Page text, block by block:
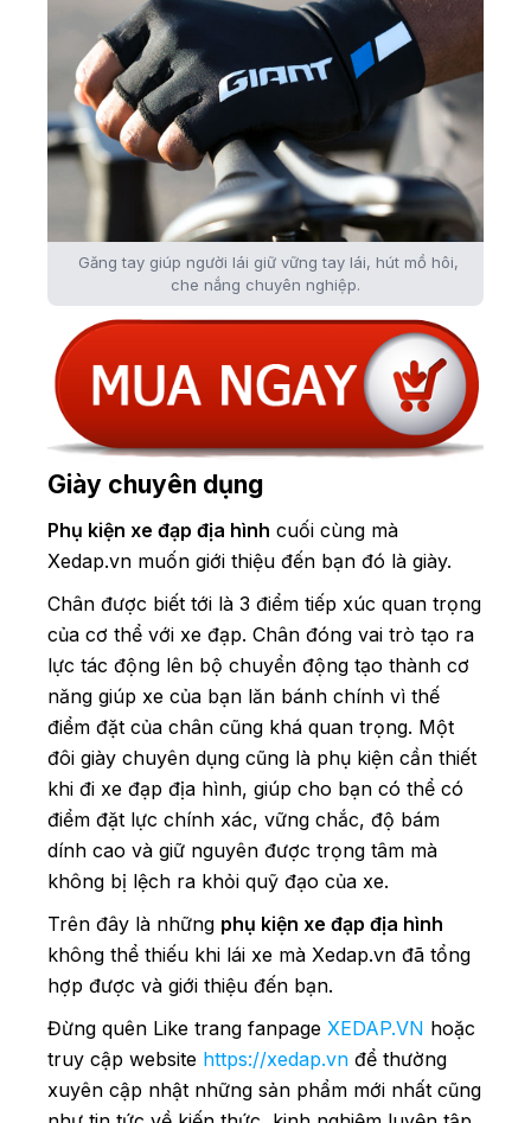
Găng tay giúp người lái giữ vững tay lái, hút mồ hôi,
che nắng chuyên nghiệp.
Giày chuyên dụng
Phụ kiện xe đạp địa hình cuối cùng mà
Xedap.vn muốn giới thiệu đến bạn đó là giày.
Chân được biết tới là 3 điểm tiếp xúc quan trọng
của cơ thể với xe đạp. Chân đóng vai trò tạo ra
lực tác động lên bộ chuyển động tạo thành cơ
năng giúp xe của bạn lăn bánh chính vì thế
điểm đặt của chân cũng khá quan trọng. Một
đôi giày chuyên dụng cũng là phụ kiện cần thiết
khi đi xe đạp địa hình, giúp cho bạn có thể có
điểm đặt lực chính xác, vững chắc, độ bám
dính cao và giữ nguyên được trọng tâm mà
không bị lệch ra khỏi quỹ đạo của xe.
Trên đây là những phụ kiện xe đạp địa hình
không thể thiếu khi lái xe mà Xedap.vn đã tổng
hợp được và giới thiệu đến bạn.
Đừng quên Like trang fanpage XEDAP.VN hoặc
truy cập website https://xedap.vn để thường
xuyên cập nhật những sản phẩm mới nhất cũng